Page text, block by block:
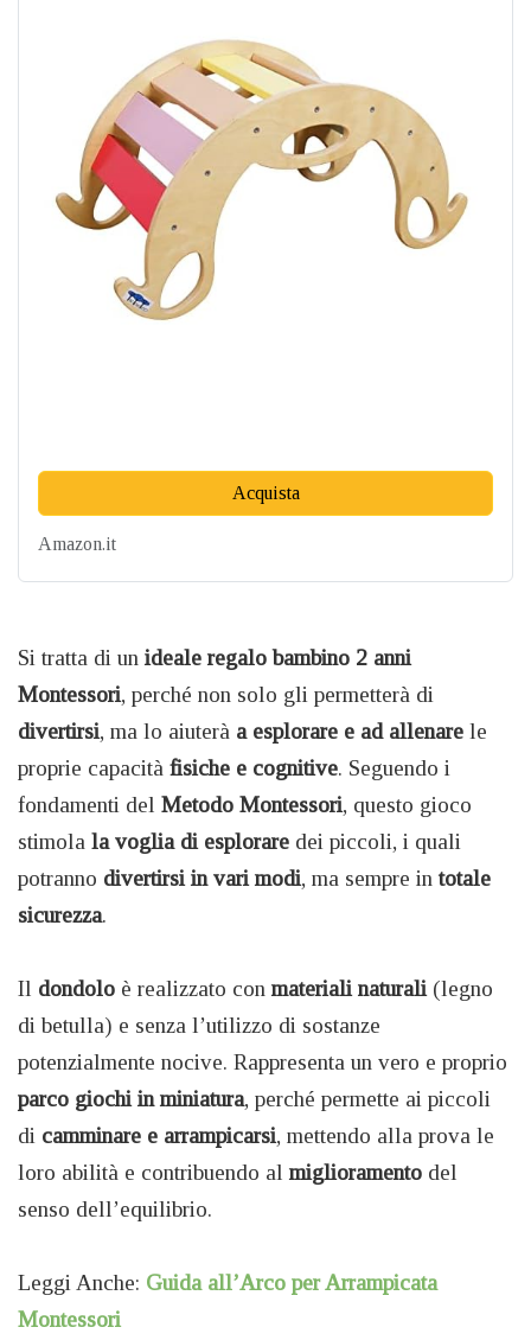
Acquista
Amazon.it
Si tratta di un ideale regalo bambino 2 anni
Montessori, perché non solo gli permetterà di
divertirsi, ma lo aiuterà a esplorare e ad allenare le
proprie capacità fisiche e cognitive. Seguendo i
fondamenti del Metodo Montessori, questo gioco
stimola la voglia di esplorare dei piccoli, i quali
potranno divertirsi in vari modi, ma sempre in totale
sicurezza.
Il dondolo è realizzato con materiali naturali(legno
di betulla) e senza l’utilizzo di sostanze
potenzialmente nocive. Rappresenta un vero e proprio
parco giochi in miniatura, perché permette ai piccoli
di camminare e arrampicarsi, mettendo alla prova le
loro abilità e contribuendo al miglioramento del
senso dell’equilibrio.
Leggi Anche: Guida all’Arco per Arrampicata
Montessori